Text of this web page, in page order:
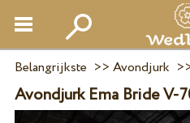
Belangrijkste >> Avondjurk
Avondjurk Ema Bride V-